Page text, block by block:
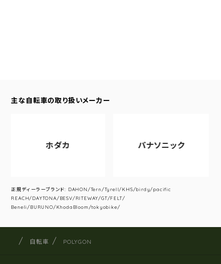
主な自転車の取り扱いメーカー
ホダカ パナソニック
正規ディーラーブランド: DAHON/Tern/Tyrell/KHS/birdy/pacific
REACH/DAYTONA/BESV/RITEWAY/GT/FELT/
Beneli/BURUNO/KhodaBloom/tokyobike/
サイト内の現在地
サイクルショップナカゴヤ
自転車 POLYGON